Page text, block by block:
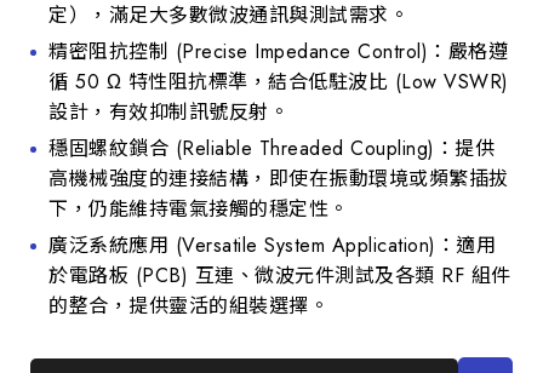
定），滿足大多數微波通訊與測試需求。
精密阻抗控制 (Precise Impedance Control)：嚴格遵
循 50 Ω 特性阻抗標準，結合低駐波比 (Low VSWR)
設計，有效抑制訊號反射。
穩固螺紋鎖合 (Reliable Threaded Coupling)：提供
高機械強度的連接結構，即使在振動環境或頻繁插拔
下，仍能維持電氣接觸的穩定性。
廣泛系統應用 (Versatile System Application)：適用
於電路板 (PCB) 互連、微波元件測試及各類 RF 組件
的整合，提供靈活的組裝選擇。